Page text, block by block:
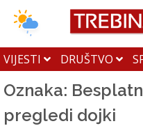
VIJESTI DRUŠTVO
Oznaka:
pregledi dojki